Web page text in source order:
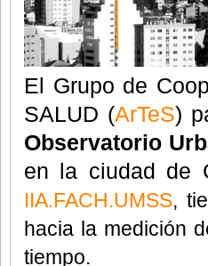
El Grupo de
SALUD (ArTeS)
Observatorio
en la ciudad de
IIA.FACH.UMSS,
hacia la medición
tiempo.